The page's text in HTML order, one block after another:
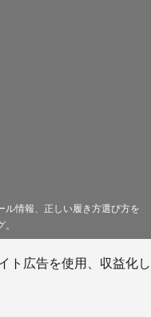
ル情報、正しい履き方選び方を
ト広告を使用、収益化し